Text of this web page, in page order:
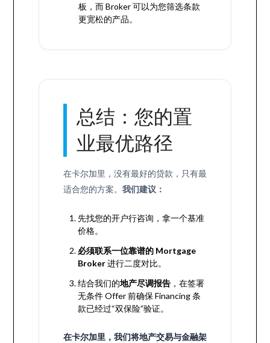
板，而 Broker 可以为您筛选条款
更宽松的产品。
总结：您的置
业最优路径
在卡尔加里，没有最好的贷款，只有最
适合您的方案。 我们建议：
先找您的开户行咨询，拿一个基准
价格。
必须联系一位靠谱的 Mortgage
Broker进行二度对比。
结合我们的地产尽调报告，在签署
无条件 Offer 前确保 Financing 条
款已经过“双保险”验证。
在卡尔加里，我们将地产交易与金融架